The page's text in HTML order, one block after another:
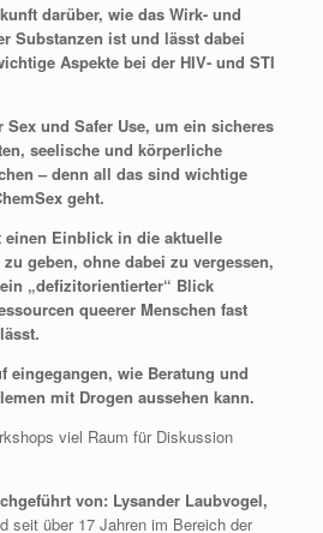
darüber, wie das Wirk- und
Substanzen ist und lässt dabei
Aspekte bei der HIV- und STI
und Safer Use, um ein sicheres
seelische und körperliche
– denn all das sind wichtige
geht.
einen Einblick in die aktuelle
geben, ohne dabei zu vergessen,
„defizitorientierter“ Blick
queerer Menschen fast
eingegangen, wie Beratung und
mit Drogen aussehen kann.
viel Raum für Diskussion
von: Lysander Laubvogel,
seit über 17 Jahren im Bereich der